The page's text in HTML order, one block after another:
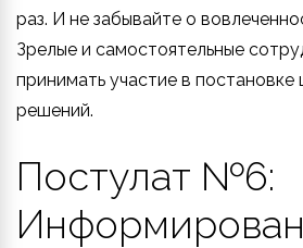
раз. И не забывайте о
Зрелые и самостоятельные
принимать участие в постановке
решений.
Постулат №6: